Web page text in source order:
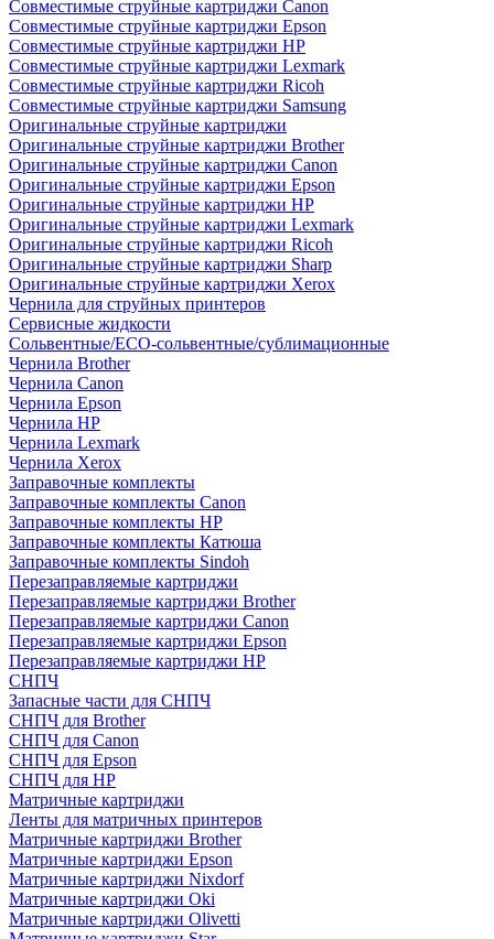
Совместимые струйные картриджи Canon
Совместимые струйные картриджи Epson
Совместимые струйные картриджи HP
Совместимые струйные картриджи Lexmark
Совместимые струйные картриджи Ricoh
Совместимые струйные картриджи Samsung
Оригинальные струйные картриджи
Оригинальные струйные картриджи Brother
Оригинальные струйные картриджи Canon
Оригинальные струйные картриджи Epson
Оригинальные струйные картриджи HP
Оригинальные струйные картриджи Lexmark
Оригинальные струйные картриджи Ricoh
Оригинальные струйные картриджи Sharp
Оригинальные струйные картриджи Xerox
Чернила для струйных принтеров
Сервисные жидкости
Сольвентные/ECO-сольвентные/сублимационные
Чернила Brother
Чернила Canon
Чернила Epson
Чернила HP
Чернила Lexmark
Чернила Xerox
Заправочные комплекты
Заправочные комплекты Canon
Заправочные комплекты HP
Заправочные комплекты Катюша
Заправочные комплекты Sindoh
Перезаправляемые картриджи
Перезаправляемые картриджи Brother
Перезаправляемые картриджи Canon
Перезаправляемые картриджи Epson
Перезаправляемые картриджи HP
СНПЧ
Запасные части для СНПЧ
СНПЧ для Brother
СНПЧ для Canon
СНПЧ для Epson
СНПЧ для HP
Матричные картриджи
Ленты для матричных принтеров
Матричные картриджи Brother
Матричные картриджи Epson
Матричные картриджи Nixdorf
Матричные картриджи Oki
Матричные картриджи Olivetti